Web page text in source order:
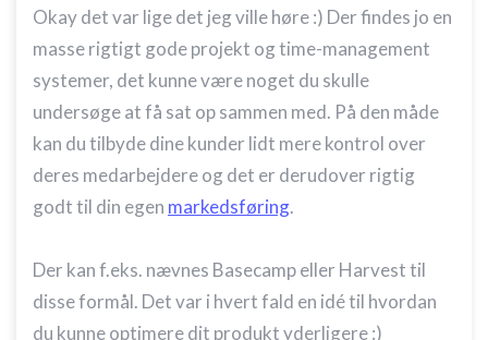
Okay det var lige det jeg ville høre :) Der findes jo en
masse rigtigt gode projekt og time-management
systemer, det kunne være noget du skulle
undersøge at få sat op sammen med. På den måde
kan du tilbyde dine kunder lidt mere kontrol over
deres medarbejdere og det er derudover rigtig
godt til din egen markedsføring.
Der kan f.eks. nævnes Basecamp eller Harvest til
disse formål. Det var i hvert fald en idé til hvordan
du kunne optimere dit produkt yderligere :)